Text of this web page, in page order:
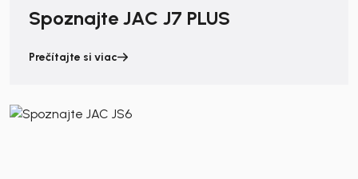
Spoznajte JAC J7 PLUS
Prečítajte si viac